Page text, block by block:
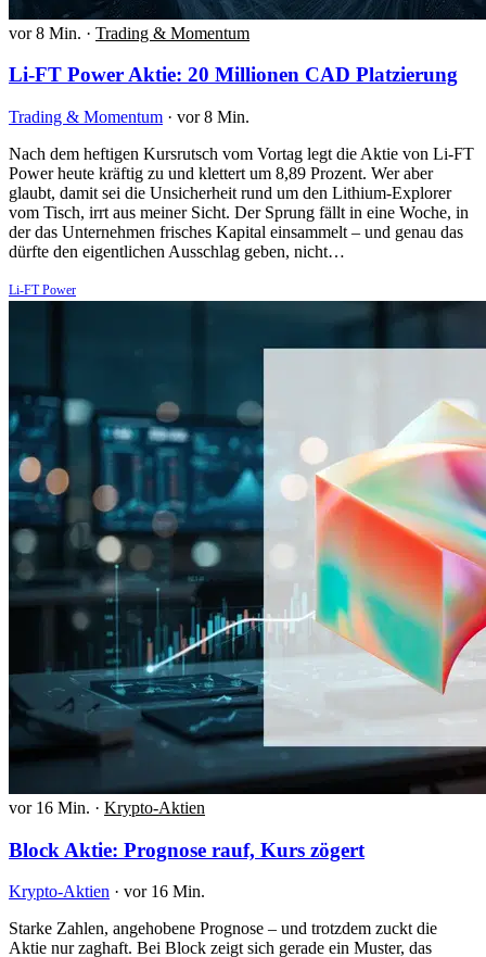
vor 8 Min. · Trading & Momentum
Li-FT Power Aktie: 20 Millionen CAD Platzierung
Trading & Momentum · vor 8 Min.
Nach dem heftigen Kursrutsch vom Vortag legt die Aktie von Li-FT
Power heute kräftig zu und klettert um 8,89 Prozent. Wer aber
glaubt, damit sei die Unsicherheit rund um den Lithium-Explorer
vom Tisch, irrt aus meiner Sicht. Der Sprung fällt in eine Woche, in
der das Unternehmen frisches Kapital einsammelt – und genau das
dürfte den eigentlichen Ausschlag geben, nicht…
Li-FT Power
vor 16 Min. · Krypto-Aktien
Block Aktie: Prognose rauf, Kurs zögert
Krypto-Aktien · vor 16 Min.
Starke Zahlen, angehobene Prognose – und trotzdem zuckt die
Aktie nur zaghaft. Bei Block zeigt sich gerade ein Muster, das